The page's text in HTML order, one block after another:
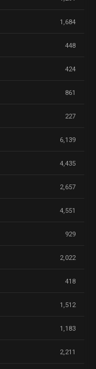
1,684
448
424
861
227
6,139
4,435
2,657
4,551
929
2,022
418
1,512
1,183
2,211